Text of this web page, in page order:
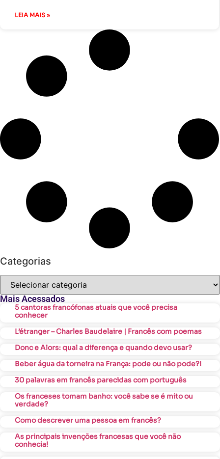
LEIA MAIS »
Categorias
Mais Acessados
5 cantoras francófonas atuais que você precisa
conhecer
L’étranger – Charles Baudelaire | Francês com poemas
Donc e Alors: qual a diferença e quando devo usar?
Beber água da torneira na França: pode ou não pode?!
30 palavras em francês parecidas com português
Os franceses tomam banho: você sabe se é mito ou
verdade?
Como descrever uma pessoa em francês?
As principais invenções francesas que você não
conhecia!